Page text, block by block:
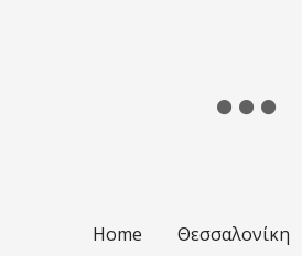
Home Θεσσαλονίκη